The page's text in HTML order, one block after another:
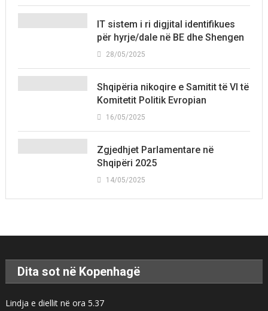
IT sistem i ri digjital identifikues
për hyrje/dale në BE dhe Shengen
28/05/2025
Shqipëria nikoqire e Samitit të VI të
Komitetit Politik Evropian
16/05/2025
Zgjedhjet Parlamentare në
Shqipëri 2025
14/05/2025
Dita sot në Kopenhagë
Lindja e diellit në ora 5.37